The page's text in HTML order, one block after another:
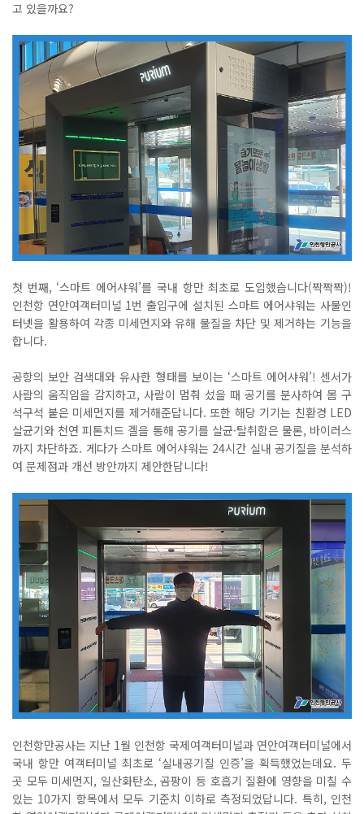
고 있을까요?
첫 번째, ‘스마트 에어샤워’를 국내 항만 최초로 도입했습니다(짝짝짝)!
인천항 연안여객터미널 1 번 출입구에 설치된 스마트 에어샤워는 사물인
터넷을 활용하여 각종 미세먼지와 유해 물질을 차단 및 제거하는 기능을
합니다.
공항의 보안 검색대와 유사한 형태를 보이는 ‘스마트 에어샤워’! 센서가
사람의 움직임을 감지하고, 사람이 멈춰 섰을 때 공기를 분사하여 몸 구
석구석 붙은 미세먼지를 제거해준답니다. 또한 해당 기기는 친환경 LED
살균기와 천연 피톤치드 겔을 통해 공기를 살균·탈취함은 물론, 바이러스
까지 차단하죠. 게다가 스마트 에어샤워는 24시간 실내 공기질을 분석하
여 문제점과 개선 방안까지 제안한답니다!
인천항만공사는 지난 1 월 인천항 국제여객터미널과 연안여객터미널에서
국내 항만 여객터미널 최초로 ‘실내공기질 인증’을 획득했었는데요. 두
곳 모두 미세먼지, 일산화탄소,곰팡이 등 호흡기 질환에 영향을 미칠 수
있는 10가지 항목에서 모두 기준치 이하로 측정되었답니다. 특히, 인천